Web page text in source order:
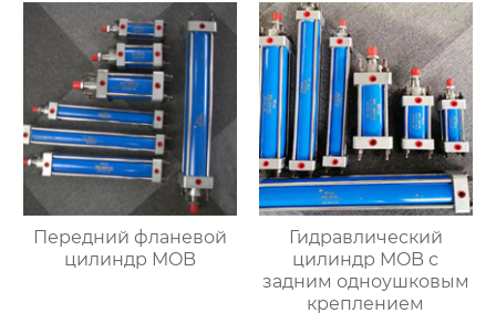
Передний фланевой
цилиндр MOB
Гидравлический
цилиндр MOB с
задним одноушковым
креплением